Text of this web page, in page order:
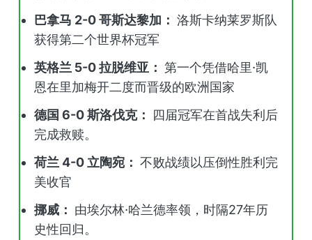
巴拿马 2-0 哥斯达黎加： 洛斯卡纳莱罗斯队
获得第二个世界杯冠军
英格兰 5-0 拉脱维亚： 第一个凭借哈里·凯
恩在里加梅开二度而晋级的欧洲国家
德国 6-0 斯洛伐克： 四届冠军在首战失利后
完成救赎。
荷兰 4-0 立陶宛： 不败战绩以压倒性胜利完
美收官
挪威： 由埃尔林·哈兰德率领，时隔27年历
史性回归。